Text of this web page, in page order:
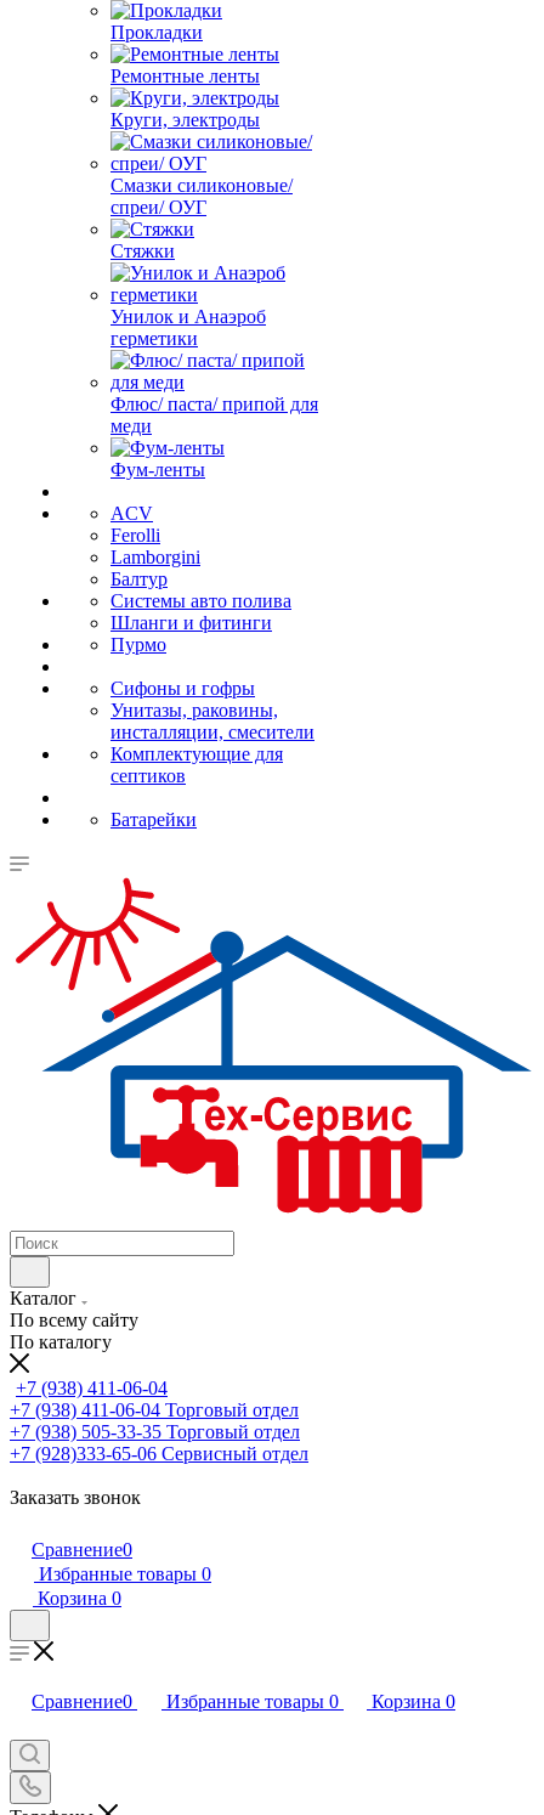
Прокладки
Ремонтные ленты
Круги, электроды
Смазки силиконовые/
спреи/ ОУГ
Стяжки
Унилок и Анаэроб
герметики
Флюс/ паста/ припой для
меди
Фум-ленты
ACV
Ferolli
Lamborgini
Балтур
Системы авто полива
Шланги и фитинги
Пурмо
Сифоны и гофры
Унитазы, раковины,
инсталляции, смесители
Комплектующие для
септиков
Батарейки
Каталог
По всему сайту
По каталогу
+7 (938) 411-06-04
+7 (938) 411-06-04 Торговый отдел
+7 (938) 505-33-35 Торговый отдел
+7 (928)333-65-06 Сервисный отдел
Заказать звонок
Сравнение0
Избранные товары 0
Корзина 0
Сравнение0 Избранные товары 0 Корзина 0